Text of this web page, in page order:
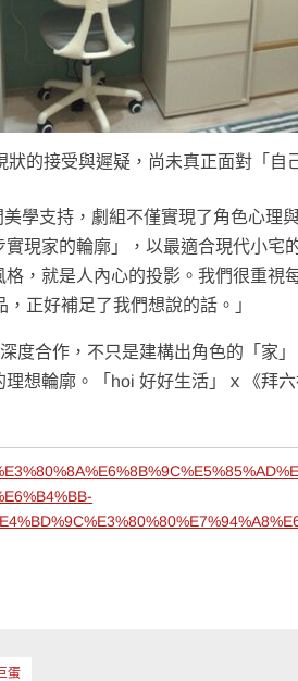
的接受與遲疑，尚未真正面對「自
學支持，劇組不僅實現了角色心理
現家的輪廓」，以最適合現代小宅
，就是人內心的投影。我們很重視
正好補足了我們想說的話。」
度合作，不只是建構出角色的「家
想輪廓。「hoi 好好生活」ｘ《拜
蛋